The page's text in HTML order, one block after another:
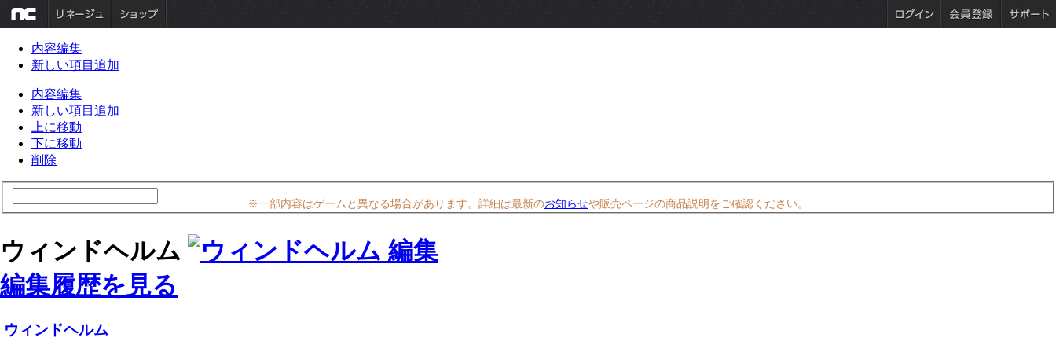
内容編集
新しい項目追加
内容編集
新しい項目追加
上に移動
下に移動
削除
※一部内容はゲームと異なる場合があります。詳細は最新のお知らせや販売ページの商品説明をご確認ください。
ウィンドヘルム
編集履歴を見る
ウィンドヘルム